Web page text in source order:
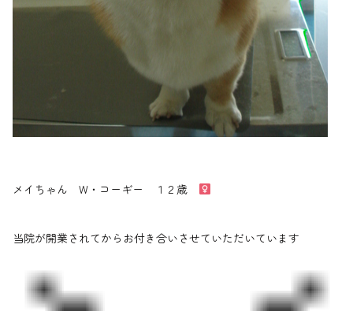
メイちゃん W・コーギー １２歳
当院が開業されてからお付き合いさせていただいています